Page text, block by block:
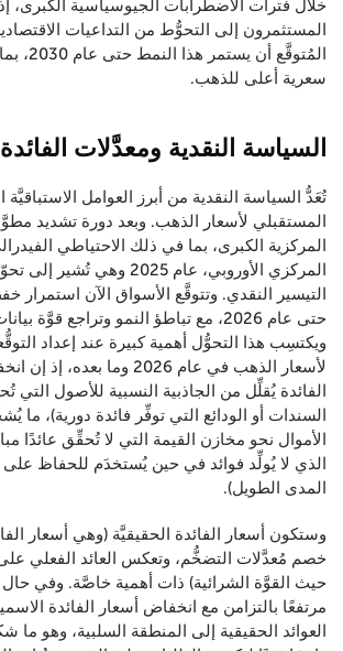
خلال فترات الاضطرابات الجيوسياسية الكبرى،
المستثمرون إلى التحوُّط من التداعيات
المُتوقَّع
سعرية أعلى للذهب.
السياسة النقدية ومعدَّلات الفائدة
تُعَدُّ السياسة النقدية من أبرز العوامل الاستباقيَّة
المستقبلي لأسعار الذهب. وبعد دورة تشديد
المركزية الكبرى، بما في ذلك الاحتياطي
المركزي الأوروبي، عام 2025
التيسير النقدي. وتتوقَّع الأسواق الآن استمرار
حتى عام 2026، مع تباطؤ النمو وتراجع
ويكتسِب هذا التحوُّل أهمية كبيرة عند إعداد
لأسعار الذهب في عام 2026 وما
الفائدة يُقلِّل من الجاذبية النسبية للأصول التي
السندات أو الودائع التي توفِّر فائدة دورية)، ما
الأموال نحو مخازن القيمة التي لا تُحقِّق عائدًا
الذي لا يُولِّد فوائد في حين يُستخدَم للحفاظ على
المدى الطويل).
وستكون أسعار الفائدة الحقيقيَّة (وهي أسعار
خصم مُعدَّلات التضخُّم، وتعكس العائد الفعلي
حيث القوَّة الشرائية) ذات أهمية خاصَّة. وفي حال
مرتفعًا بالتزامن مع انخفاض أسعار الفائدة
العوائد الحقيقية إلى المنطقة السلبية، وهو ما